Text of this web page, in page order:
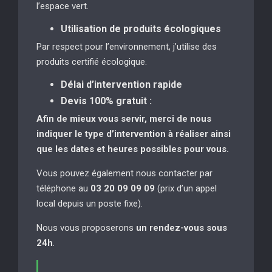
l’espace vert.
Utilisation de produits écologiques
Par respect pour l’environnement, j’utilise des
produits certifié écologique.
Délai d’intervention rapide
Devis 100% gratuit :
Afin de mieux vous servir, merci de nous
indiquer le type d’intervention à réaliser ainsi
que les dates et heures possibles pour vous.
Vous pouvez également nous contacter par
téléphone au 03 20 09 09 09 (prix d’un appel
local depuis un poste fixe).
Nous vous proposerons un rendez-vous sous
24h.